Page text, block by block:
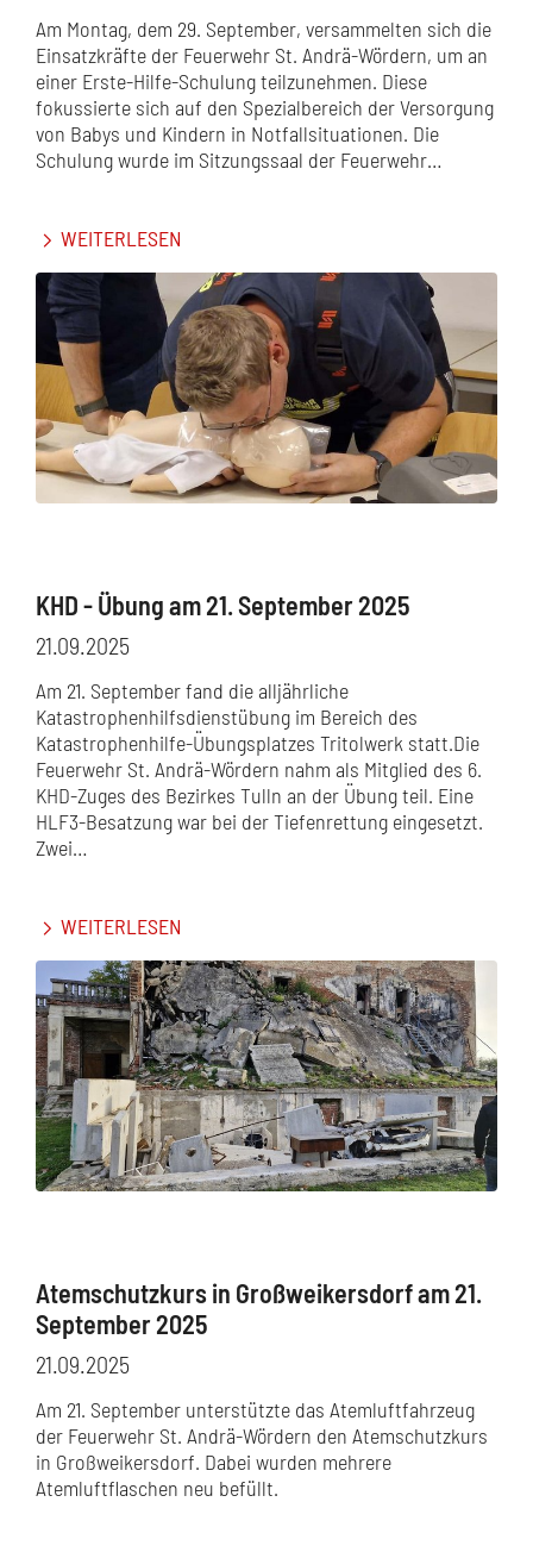
Am Montag, dem 29. September, versammelten sich die
Einsatzkräfte der Feuerwehr St. Andrä-Wördern, um an
einer Erste-Hilfe-Schulung teilzunehmen. Diese
fokussierte sich auf den Spezialbereich der Versorgung
von Babys und Kindern in Notfallsituationen. Die
Schulung wurde im Sitzungssaal der Feuerwehr…
WEITERLESEN
KHD - Übung am 21. September 2025
21.09.2025
Am 21. September fand die alljährliche
Katastrophenhilfsdienstübung im Bereich des
Katastrophenhilfe-Übungsplatzes Tritolwerk statt.Die
Feuerwehr St. Andrä-Wördern nahm als Mitglied des 6.
KHD-Zuges des Bezirkes Tulln an der Übung teil. Eine
HLF3-Besatzung war bei der Tiefenrettung eingesetzt.
Zwei…
WEITERLESEN
Atemschutzkurs in Großweikersdorf am 21.
September 2025
21.09.2025
Am 21. September unterstützte das Atemluftfahrzeug
der Feuerwehr St. Andrä-Wördern den Atemschutzkurs
in Großweikersdorf. Dabei wurden mehrere
Atemluftflaschen neu befüllt.